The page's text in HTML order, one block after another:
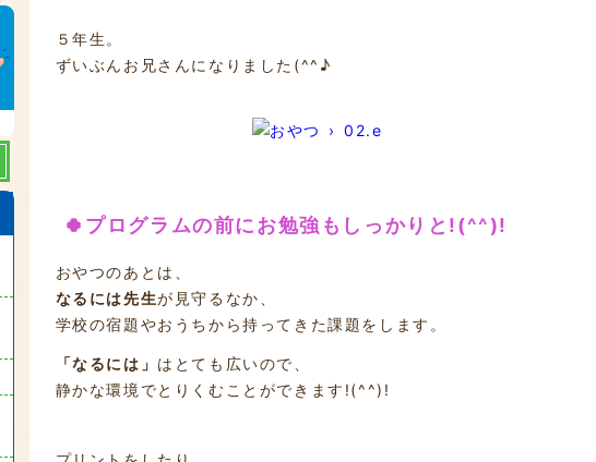
５年生。
ずいぶんお兄さんになりました(^^♪
🍀プログラムの前にお勉強もしっかりと!(^^)!
おやつのあとは、
なるには先生が見守るなか、
学校の宿題やおうちから持ってきた課題をします。
「なるには」 はとても広いので、
静かな環境でとりくむことができます!(^^)!